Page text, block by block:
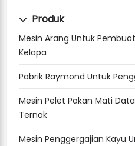
Produk
Mesin Arang Untuk
Kelapa
Pabrik Raymond Untuk
Mesin Pelet Pakan Mati
Ternak
Mesin Penggergajian Kayu